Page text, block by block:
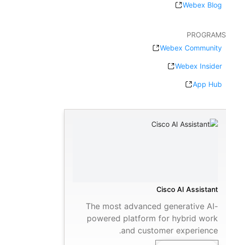
Webex Blog
PROGRAMS
Webex Community
Webex Insider
App Hub
Cisco AI Assistant
The most advanced generative AI-
powered platform for hybrid work
and customer experience.